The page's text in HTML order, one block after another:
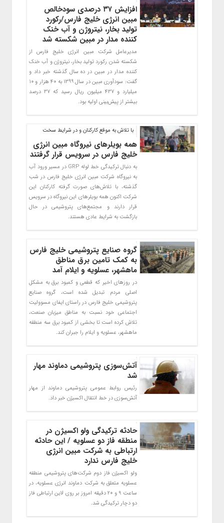
افزایش ۳۷ درصدی سودخالص
مبین انرژی خلیج فارس/رکورد
تولید بخار، نیتروژن و آب خنک
کننده مدار در مبین شکسته شد
مدیرعامل شرکت مبین انرژی خلیج فارس از
شکسته شدن رکورد تولید بخار، نیتروژن و آب خنک
کننده مدار در مبین در ده سال ‏گذشته خبر داد و
گفت: سودآوری مبین در سال 1399 به 40 هزار و 10
میلیارد و 437 میلیون ریال رسید که 37 درصد
بیشتر ‏از پیش‌بینی اولیه بود.‏
با تلاش به موقع کارکنان و در شرایط سخت
همه بویلرهای نیروگاه مبین انرژی
خلیج فارس در سرویس قرار گرفتند
به دنبال ترکیدگی خط لوله GRP در مسیر ورود آب
به نیروگاه شرکت مبین انرژی خلیج فارس در شب
گذشته، با تلاش‌های صورت گرفته کارکنان این
شرکت اکنون همه بویلرهای این نیروگاه در سرویس
قرار دارند و مجتمع‌های پتروشیمی در حال
بازگشت به شرایط عادی هستند.
گروه صنایع پتروشیمی خلیج فارس
به کمک تامین برق مناطق
ماهشهر، عسلویه و ایلام آمد
در روزهای اخیر که قطعی و کمبود برق به مشکل
اصلی مردم تبدیل شده است، گروه صنایع
پتروشیمی خلیج فارس در راستای ‏ایفای مسوولیت
اجتماعی خود نسبت به مناطق میزبان صنعت،
تلاش کرده است تا بخشی از کمبود برق سه منطقه
ماهشهر، ‏عسلویه و ایلام را جبران کند.‏
آتش‌سوزی پتروشیمی دماوند مهار
شد
رئیس روابط عمومی پتروشیمی دماوند از مهار
آتش‌سوزی در خط انتقال اکسیژن خبر داد.
حادثه ترکیدگی ولو اکسیژن در
منطقه فاز دو عسلویه / این حادثه
ارتباطی به شرکت مبین انرژی
خلیج فارس ندارد
ولو اکسیژن فاز دوم شرکت‌های پتروشیمی منطقه
عسلویه متعلق به شرکت دماوند انرژی عسلویه، در
ساعت ۹ و ۲۰ دقیقه امروز بر روی لاین ارتباطی فاز
دو دچار ترکیدگی شد.